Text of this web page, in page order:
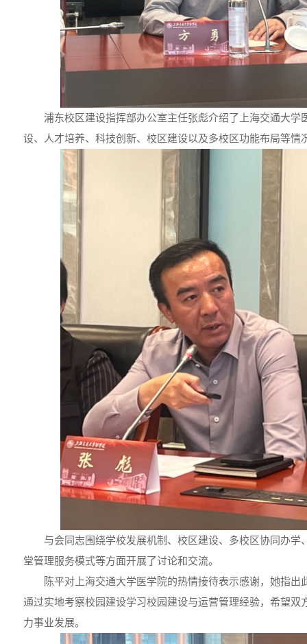
浦东校区建设指挥部办公室主任张彪介绍了上海交通大学
设、人才培养、科技创新、校区建设以及多校区功能布局等情
与会同志围绕学校发展机制、校区建设、多校区协同办学
堂管理服务模式等方面开展了讨论和交流。
陈平对上海交通大学医学院的热情接待表示感谢，她指出
通过实地考察校园建设学习校园建设与运营管理经验，希望双
力事业发展。